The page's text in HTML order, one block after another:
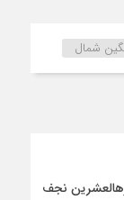
شمال
نجف